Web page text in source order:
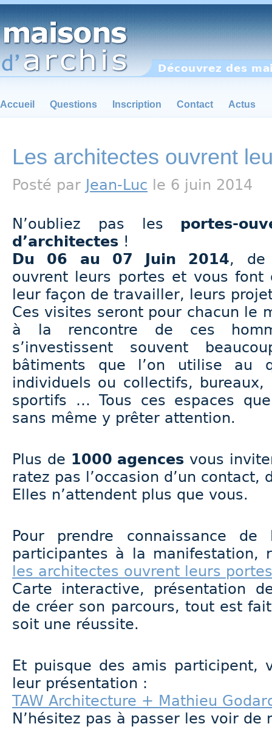
Découvrez des
Accueil Questions Inscription Contact Actus
Les architectes ouvrent
Posté par Jean-Luc le 6 juin 2014
N’oubliez pas les portes-
d’architectes !
Du 06 au 07 Juin 2014, de
ouvrent leurs portes et vous font
leur façon de travailler, leurs
Ces visites seront pour chacun le
à la rencontre de ces
s’investissent souvent
bâtiments que l’on utilise au
individuels ou collectifs, bureaux,
sportifs … Tous ces espaces
sans même y prêter attention.
Plus de 1000 agences vous
ratez pas l’occasion d’un contact,
Elles n’attendent plus que vous.
Pour prendre connaissance
participantes à la manifestation,
les architectes ouvrent leurs portes
Carte interactive, présentation
de créer son parcours, tout est
soit une réussite.
Et puisque des amis participent,
leur présentation :
TAW Architecture + Mathieu
N’hésitez pas à passer les voir de